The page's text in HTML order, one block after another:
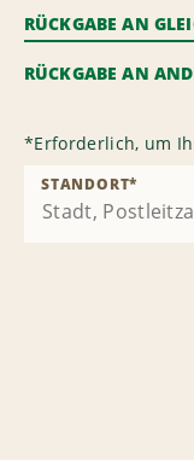
RÜCKGABE AN
RÜCKGABE AN
*Erforderlich, um
STANDORT*